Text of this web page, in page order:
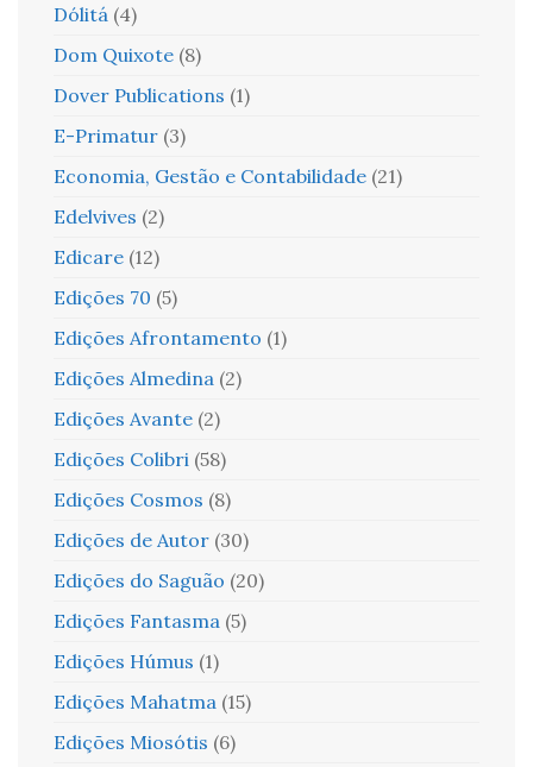
Dólitá (4)
Dom Quixote (8)
Dover Publications (1)
E-Primatur (3)
Economia, Gestão e Contabilidade (21)
Edelvives (2)
Edicare (12)
Edições 70 (5)
Edições Afrontamento (1)
Edições Almedina (2)
Edições Avante (2)
Edições Colibri (58)
Edições Cosmos (8)
Edições de Autor (30)
Edições do Saguão (20)
Edições Fantasma (5)
Edições Húmus (1)
Edições Mahatma (15)
Edições Miosótis (6)